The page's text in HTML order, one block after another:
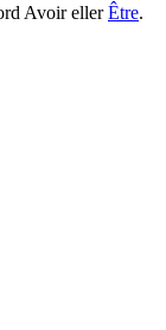
Avoir ellerÊtre.